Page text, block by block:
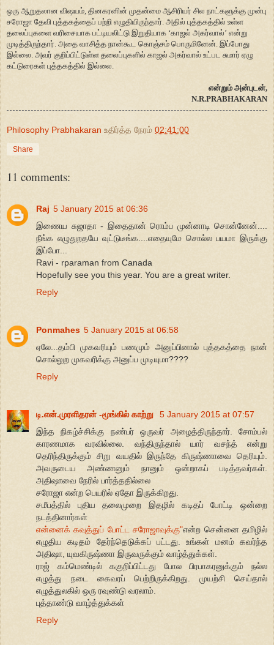
ஒரு ஆறுதலான விஷயம், தினகரனின் முதன்மை ஆசிரியர் சில நாட்களுக்கு முன்பு
சரோஜா தேவி புத்தகத்தைப் பற்றி எழுதியிருந்தார். அதில் புத்தகத்தில் உள்ள
தலைப்புகளை வரிசையாக பட்டியலிட்டு இறுதியாக ‘காஜல் அகர்வால்’ என்று
முடித்திருந்தார். அதை வாசித்த நான்கூட கொஞ்சம் பொருமினேன். இப்போது
இல்லை. அவர் குறிப்பிட்டுள்ள தலைப்புகளில் காஜல் அகர்வால் உட்பட சுமார் ஏழு
கட்டுரைகள் புத்தகத்தில் இல்லை.
என்றும் அன்புடன்,
N.R.PRABHAKARAN
Philosophy Prabhakaran உதிர்த்த நேரம் 02:41:00
Share
11 comments:
Raj 5 January 2015 at 06:36
இணைய சுஜாதா - இதைதான் ரொம்ப முன்னாடி சொன்னேன்....
நீங்க எழுதுறதயே வுட்டுடீங்க....எதையுமே சொல்ல பயமா இருக்கு
இப்போ...
Ravi - rparaman from Canada
Hopefully see you this year. You are a great writer.
Reply
Ponmahes 5 January 2015 at 06:58
ஏலே...தம்பி முகவரியும் பணமும் அனுப்பினால் புத்தகத்தை நான்
சொல்லுற முகவரிக்கு அனுப்ப முடியுமா????
Reply
டி.என்.முரளிதரன் -மூங்கில் காற்று
5 January 2015 at 07:57
இந்த நிகழ்ச்சிக்கு நண்பர் ஒருவர் அழைத்திருந்தார். சோம்பல்
காரணமாக வரவில்லை. வந்திருந்தால் யார் வசந்த் என்று
தெரிந்திருக்கும் சிறு வயதில் இருந்தே கிருஷ்ணாவை தெரியும்.
அவருடைய அண்ணனும் நானும் ஒன்றாகப் படித்தவர்கள்.
அதிஷாவை நேரில் பார்த்ததில்லை
சரோஜா என்ற பெயரில் ஏதோ இருக்கிறது.
சமீபத்தில் புதிய தலைமுறை இதழில் கடிதப் போட்டி ஒன்றை
நடத்தினார்கள்
என்னைக் கவுத்துப் போட்ட சரோஜாவுக்கு"என்ற சென்னை தமிழில்
எழுதிய கடிதம் தேர்ந்தெடுக்கப் பட்டது. உங்கள் மனம் கவர்ந்த
அதிஷா, யுவகிருஷ்ணா இருவருக்கும் வாழ்த்துக்கள்.
ராஜ் கம்மெண்டில் ககுறிப்பிட்டது போல பிரபாகரனுக்கும் நல்ல
எழுத்து நடை கைவரப் பெற்றிருக்கிறது. முயற்சி செய்தால்
எழுத்துலகில் ஒரு ரவுண்டு வரலாம்.
புத்தாண்டு வாழ்த்துக்கள்
Reply